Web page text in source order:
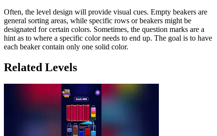
Often, the level design will provide visual cues. Empty beakers are
general sorting areas, while specific rows or beakers might be
designated for certain colors. Sometimes, the question marks are a
hint as to where a specific color needs to end up. The goal is to have
each beaker contain only one solid color.
Related Levels